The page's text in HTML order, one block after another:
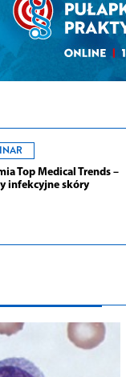
Top Medical Trends –
infekcyjne skóry